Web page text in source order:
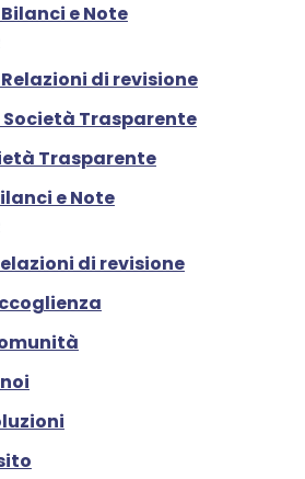
e Note
Relazioni di revisione
Società Trasparente
Trasparente
e Note
di revisione